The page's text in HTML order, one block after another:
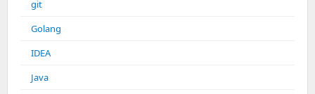
git
Golang
IDEA
Java